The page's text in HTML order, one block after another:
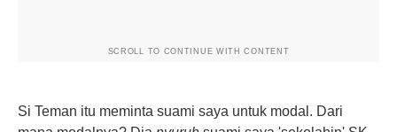
SCROLL TO CONTINUE WITH CONTENT
Si Teman itu meminta suami saya untuk modal. Dari